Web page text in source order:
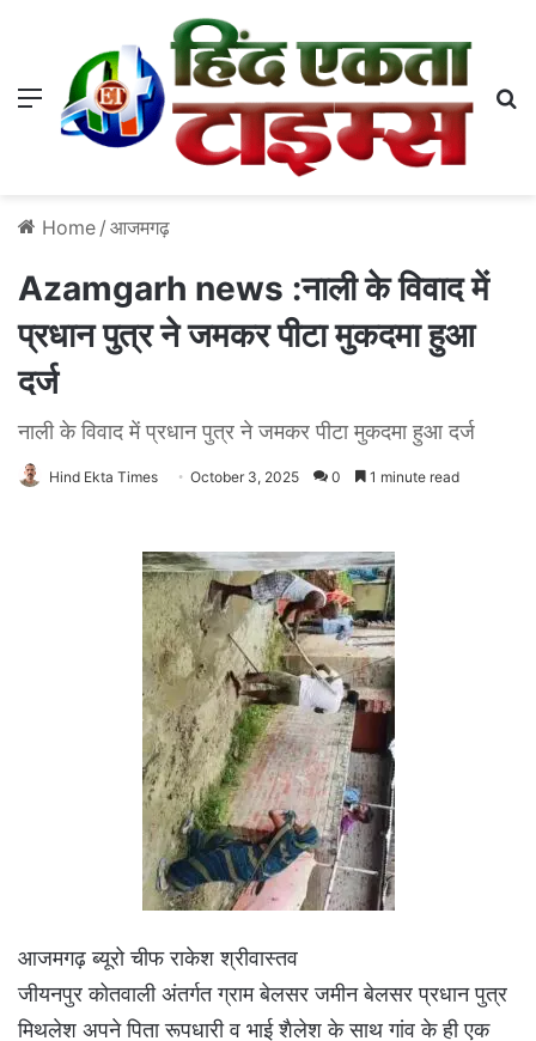
Menu
Home / आजमगढ़
Azamgarh news :नाली के विवाद में
प्रधान पुत्र ने जमकर पीटा मुकदमा हुआ
दर्ज
नाली के विवाद में प्रधान पुत्र ने जमकर पीटा मुकदमा हुआ दर्ज
Hind Ekta Times October 3, 2025 0 1 minute read
आजमगढ़ ब्यूरो चीफ राकेश श्रीवास्तव
जीयनपुर कोतवाली अंतर्गत ग्राम बेलसर जमीन बेलसर प्रधान पुत्र
मिथलेश अपने पिता रूपधारी व भाई शैलेश के साथ गांव के ही एक